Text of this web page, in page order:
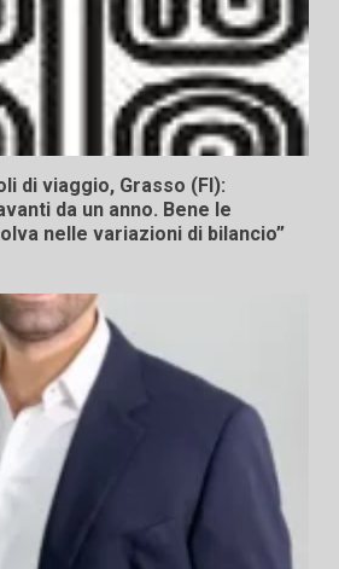
di viaggio, Grasso (FI):
da un anno. Bene le
nelle variazioni di bilancio”